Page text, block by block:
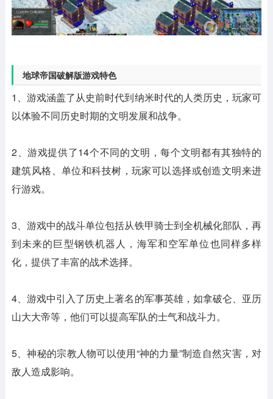
地球帝国破解版游戏特色
1、游戏涵盖了从史前时代到纳米时代的人类历史，玩家可
以体验不同历史时期的文明发展和战争。
2、游戏提供了14个不同的文明，每个文明都有其独特的
建筑风格、单位和科技树，玩家可以选择或创造文明来进
行游戏。
3、游戏中的战斗单位包括从铁甲骑士到全机械化部队，再
到未来的巨型钢铁机器人，海军和空军单位也同样多样
化，提供了丰富的战术选择。
4、游戏中引入了历史上著名的军事英雄，如拿破仑、亚历
山大大帝等，他们可以提高军队的士气和战斗力。
5、神秘的宗教人物可以使用“神的力量”制造自然灾害，对
敌人造成影响。